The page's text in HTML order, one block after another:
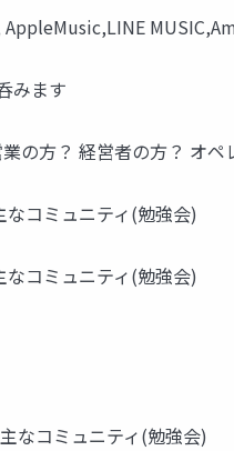
みます
の方？ 経営者の方？ オペ
コミュニティ(勉強会)
コミュニティ(勉強会)
なコミュニティ(勉強会)